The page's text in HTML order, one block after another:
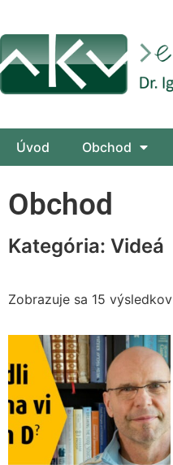
Úvod Obchod
Obchod
Kategória: Videá
Zobrazuje sa 15 výsledkov